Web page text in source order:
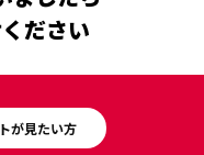
ださい
が見たい方